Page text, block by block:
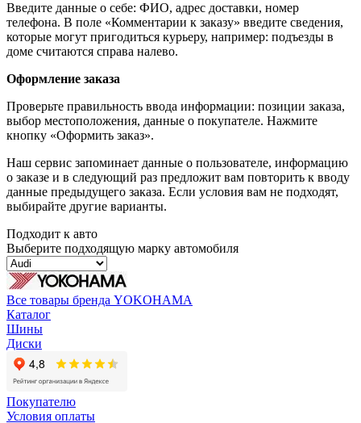
Введите данные о себе: ФИО, адрес доставки, номер
телефона. В поле «Комментарии к заказу» введите сведения,
которые могут пригодиться курьеру, например: подъезды в
доме считаются справа налево.
Оформление заказа
Проверьте правильность ввода информации: позиции заказа,
выбор местоположения, данные о покупателе. Нажмите
кнопку «Оформить заказ».
Наш сервис запоминает данные о пользователе, информацию
о заказе и в следующий раз предложит вам повторить к вводу
данные предыдущего заказа. Если условия вам не подходят,
выбирайте другие варианты.
Подходит к авто
Выберите подходящую марку автомобиля
Все товары бренда YOKOHAMA
Каталог
Шины
Диски
Покупателю
Условия оплаты